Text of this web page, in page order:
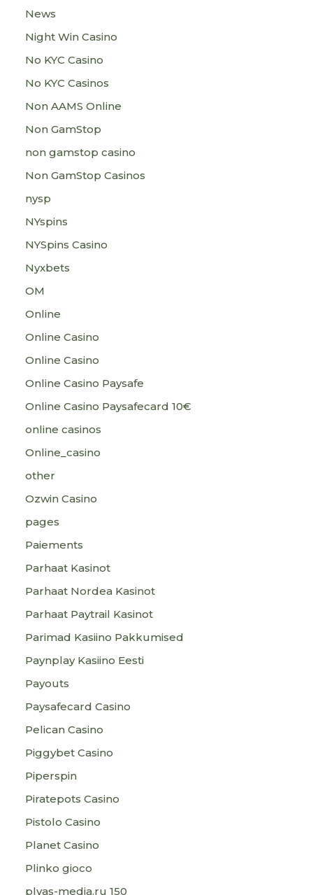
News
Night Win Casino
No KYC Casino
No KYC Casinos
Non AAMS Online
Non GamStop
non gamstop casino
Non GamStop Casinos
nysp
NYspins
NYSpins Casino
Nyxbets
OM
Online
Online Casino
Online Casino
Online Casino Paysafe
Online Casino Paysafecard 10€
online casinos
Online_casino
other
Ozwin Casino
pages
Paiements
Parhaat Kasinot
Parhaat Nordea Kasinot
Parhaat Paytrail Kasinot
Parimad Kasiino Pakkumised
Paynplay Kasiino Eesti
Payouts
Paysafecard Casino
Pelican Casino
Piggybet Casino
Piperspin
Piratepots Casino
Pistolo Casino
Planet Casino
Plinko gioco
plyas-media.ru 150